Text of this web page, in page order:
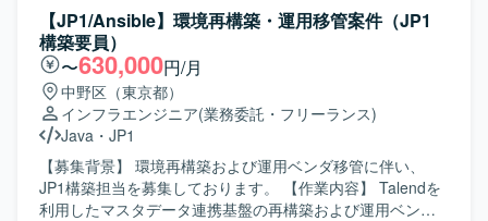
アップ（AWS）に向けた構成検討や構築検討のサポートを
行います。 ・インフラ保守として、サーバ管理、DB管理、
ネットワーク疎通確認、障害対応を行います。 ・サービス
保守として、ミドルウェア管理、アプリケーション管理、
障害対応を行います。 ・既存ツールの改修において、設計
からテスト工程までを担当します。 ・お客様との各種検討
会議に参加し、技術的な観点からの説明や調整を行いま
す。 【求める人物像】 ・顧客とのコミュニケーションを円
滑に行い、調整業務にも主体的に取り組める方を求めてい
ます。 ・インフラやミドルウェア、スクリプトなど幅広い
【JP1/Ansible】環境再構築・運用移管案件（JP1
構築要員）
〜630,000円/月
中野区（東京都）
インフラエンジニア(業務委託・フリーランス)
Java ・ JP1
【募集背景】 環境再構築および運用ベンダ移管に伴い、
JP1構築担当を募集しております。 【作業内容】 Talendを
利用したマスタデータ連携基盤の再構築および運用ベンダ